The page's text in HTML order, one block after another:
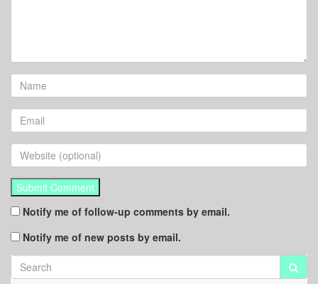
Notify me of follow-up comments by email.
Notify me of new posts by email.